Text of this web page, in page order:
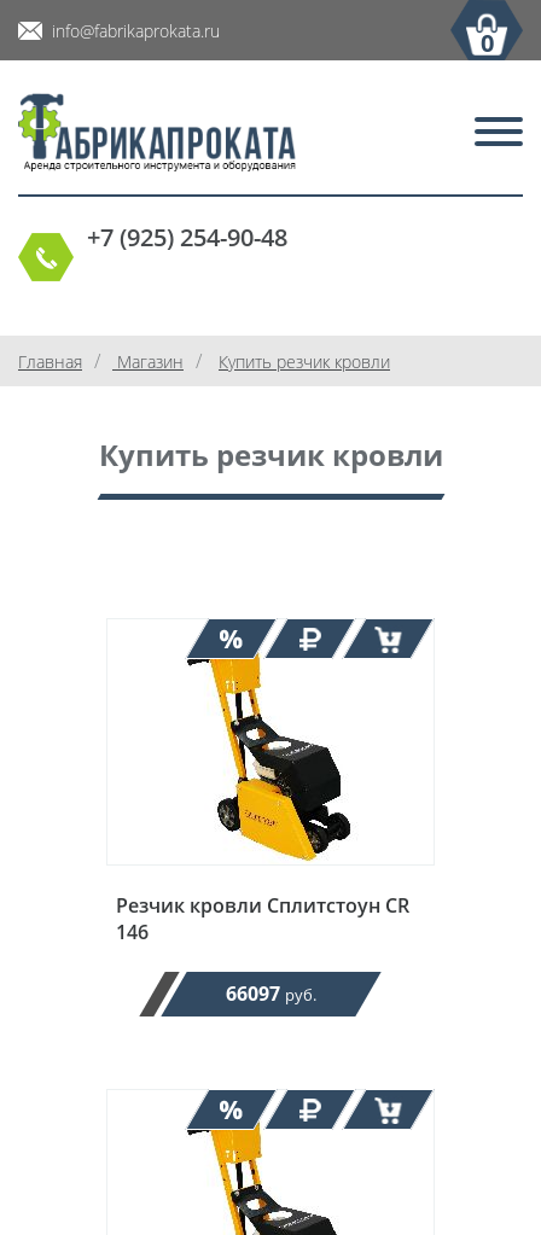
info@fabrikaprokata.ru 0
+7 (925) 254-90-48
Главная / Магазин / Купить резчик кровли
Купить резчик кровли
Резчик кровли Сплитстоун CR
146
66097 руб.